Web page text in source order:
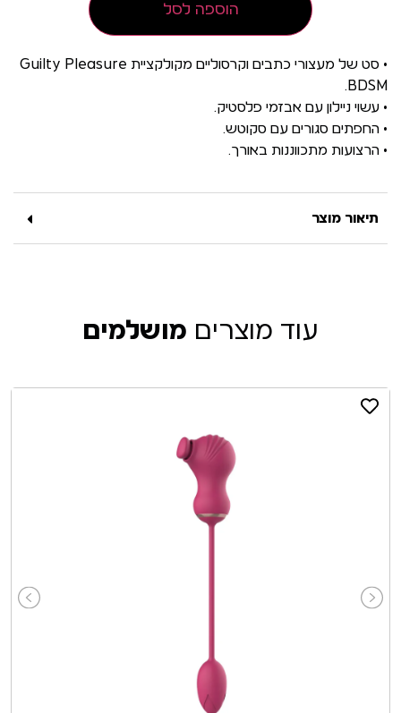
הוספה לסל
• סט של מעצורי כתבים וקרסוליים מקולקציית Guilty Pleasure
BDSM.
• עשוי ניילון עם אבזמי פלסטיק.
• החפתים סגורים עם סקוטש.
• הרצועות מתכווננות באורך.
תיאור מוצר
עוד מוצרים מושלמים